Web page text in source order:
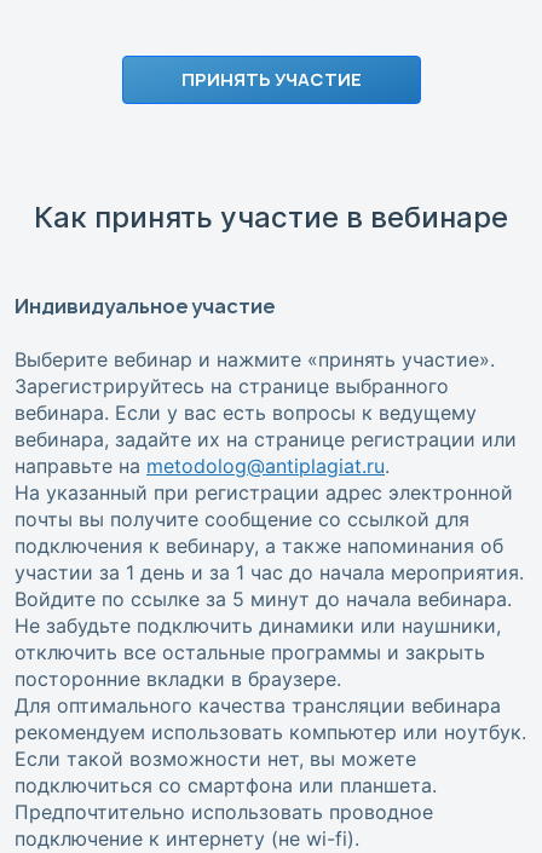
ПРИНЯТЬ УЧАСТИЕ
Как принять участие в вебинаре
Индивидуальное участие
Выберите вебинар и нажмите «принять участие».
Зарегистрируйтесь на странице выбранного
вебинара. Если у вас есть вопросы к ведущему
вебинара, задайте их на странице регистрации или
направьте на metodolog@antiplagiat.ru.
На указанный при регистрации адрес электронной
почты вы получите сообщение со ссылкой для
подключения к вебинару, а также напоминания об
участии за 1 день и за 1 час до начала мероприятия.
Войдите по ссылке за 5 минут до начала вебинара.
Не забудьте подключить динамики или наушники,
отключить все остальные программы и закрыть
посторонние вкладки в браузере.
Для оптимального качества трансляции вебинара
рекомендуем использовать компьютер или ноутбук.
Если такой возможности нет, вы можете
подключиться со смартфона или планшета.
Предпочтительно использовать проводное
подключение к интернету (не wi-fi).